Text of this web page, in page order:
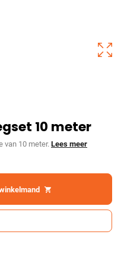
10 meter
van 10 meter. Lees meer